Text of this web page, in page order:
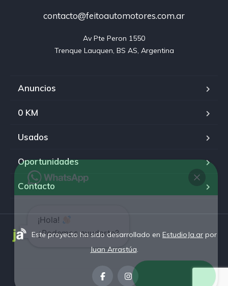
contacto@feitoautomotores.com.ar
Av Pte Peron 1550
Trenque Lauquen, BS AS, Argentina
Anuncios
0 KM
Usados
Oportunidades
Contacto
Este proyecto ha sido desarrollado en EstudioJa.ar por
Juan Arrastúa.
¡Hola!
¿Podemos ayudarte?